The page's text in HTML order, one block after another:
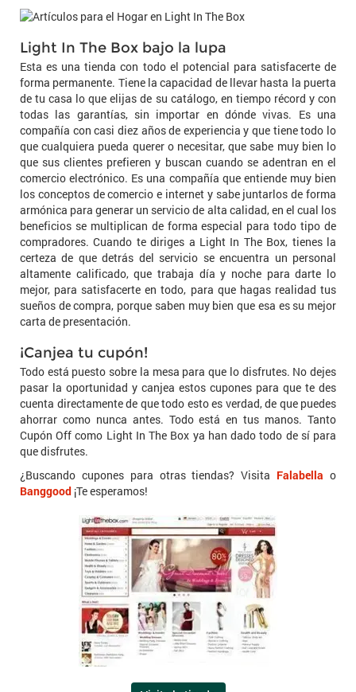
Light In The Box bajo la lupa
Esta es una tienda con todo el potencial para satisfacerte de
forma permanente. Tiene la capacidad de llevar hasta la puerta
de tu casa lo que elijas de su catálogo, en tiempo récord y con
todas las garantías, sin importar en dónde vivas. Es una
compañía con casi diez años de experiencia y que tiene todo lo
que cualquiera pueda querer o necesitar, que sabe muy bien lo
que sus clientes prefieren y buscan cuando se adentran en el
comercio electrónico. Es una compañía que entiende muy bien
los conceptos de comercio e internet y sabe juntarlos de forma
armónica para generar un servicio de alta calidad, en el cual los
beneficios se multiplican de forma especial para todo tipo de
compradores. Cuando te diriges a Light In The Box, tienes la
certeza de que detrás del servicio se encuentra un personal
altamente calificado, que trabaja día y noche para darte lo
mejor, para satisfacerte en todo, para que hagas realidad tus
sueños de compra, porque saben muy bien que esa es su mejor
carta de presentación.
¡Canjea tu cupón!
Todo está puesto sobre la mesa para que lo disfrutes. No dejes
pasar la oportunidad y canjea estos cupones para que te des
cuenta directamente de que todo esto es verdad, de que puedes
ahorrar como nunca antes. Todo está en tus manos. Tanto
Cupón Off como Light In The Box ya han dado todo de sí para
que disfrutes.
¿Buscando cupones para otras tiendas? Visita Falabella o
Banggood ¡Te esperamos!